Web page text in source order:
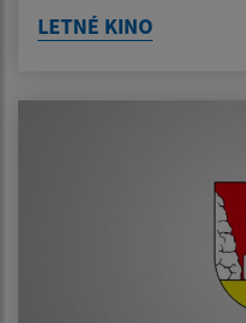
LETNÉ KINO